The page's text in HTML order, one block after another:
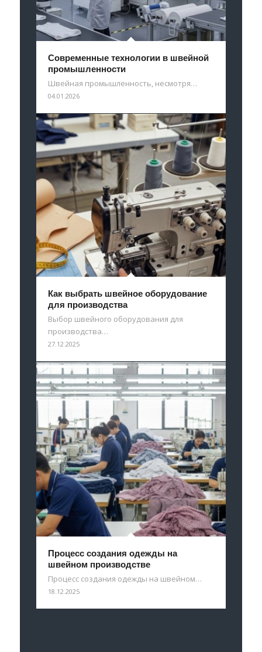
Современные технологии в швейной
промышленности
Швейная промышленность, несмотря…
04.01.2026
Как выбрать швейное оборудование
для производства
Выбор швейного оборудования для
производства…
27.12.2025
Процесс создания одежды на
швейном производстве
Процесс создания одежды на швейном…
18.12.2025